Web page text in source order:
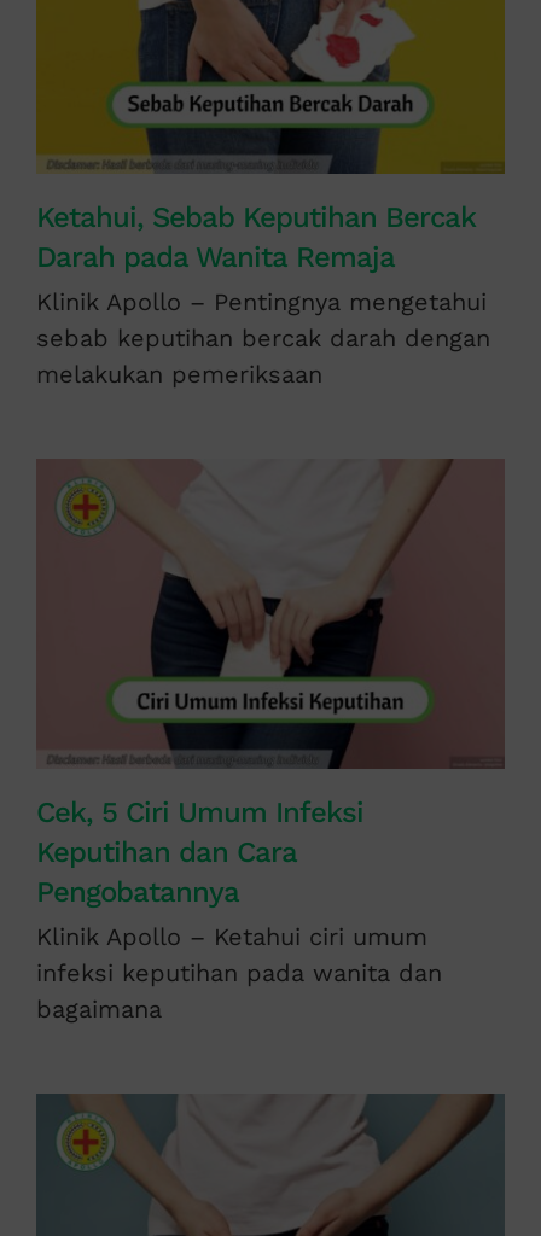
Ketahui, Sebab Keputihan Bercak
Darah pada Wanita Remaja
Klinik Apollo – Pentingnya mengetahui
sebab keputihan bercak darah dengan
melakukan pemeriksaan
Cek, 5 Ciri Umum Infeksi
Keputihan dan Cara
Pengobatannya
Klinik Apollo – Ketahui ciri umum
infeksi keputihan pada wanita dan
bagaimana